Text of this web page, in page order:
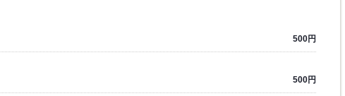
500円
500円